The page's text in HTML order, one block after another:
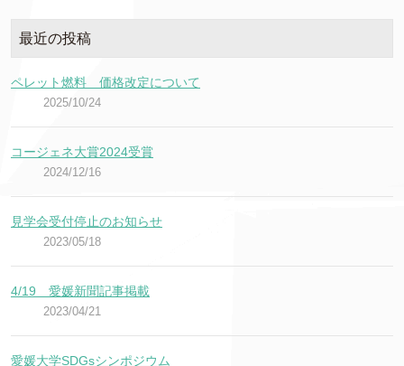
最近の投稿
ペレット燃料 価格改定について
2025/10/24
コージェネ大賞2024受賞
2024/12/16
見学会受付停止のお知らせ
2023/05/18
4/19 愛媛新聞記事掲載
2023/04/21
愛媛大学SDGsシンポジウム